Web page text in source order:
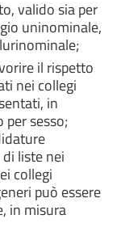
valido sia per
uninominale,
il rispetto
nei collegi
in
sesso;
liste nei
collegi
può essere
in misura